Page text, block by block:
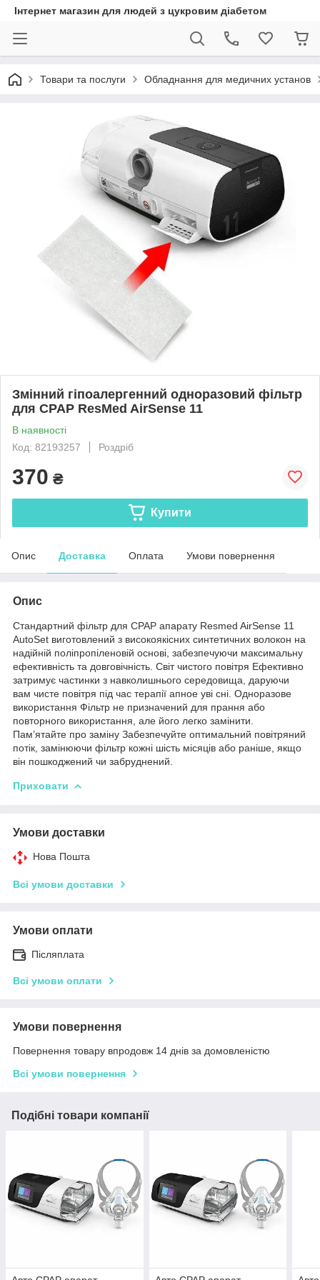
Інтернет магазин для людей з цукровим діабетом
Товари та послуги Обладнання для медичних установ
Змінний гіпоалергенний одноразовий фільтр
для CPAP ResMed AirSense 11
В наявності
Код: 82193257
Роздріб
370 ₴
Купити
Опис Доставка Оплата Умови повернення
Опис
Стандартний фільтр для CPAP апарату Resmed AirSense 11
AutoSet виготовлений з високоякісних синтетичних волокон на
надійній поліпропіленовій основі, забезпечуючи максимальну
ефективність та довговічність. Світ чистого повітря Ефективно
затримує частинки з навколишнього середовища, даруючи
вам чисте повітря під час терапії апное уві сні. Одноразове
використання Фільтр не призначений для прання або
повторного використання, але його легко замінити.
Пам’ятайте про заміну Забезпечуйте оптимальний повітряний
потік, замінюючи фільтр кожні шість місяців або раніше, якщо
він пошкоджений чи забруднений.
Приховати
Умови доставки
Нова Пошта
Всі умови доставки
Умови оплати
Післяплата
Всі умови оплати
Умови повернення
Повернення товару впродовж 14 днів за домовленістю
Всі умови повернення
Подібні товари компанії